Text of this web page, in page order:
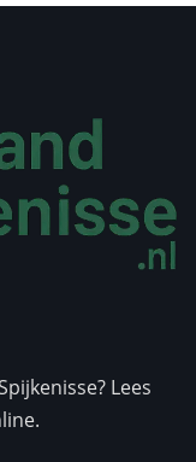
Lees